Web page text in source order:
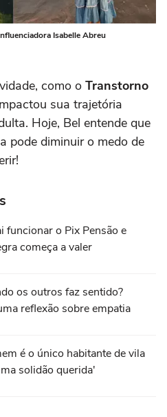
Isabelle Abreu
como o Transtorno
sua trajetória
Hoje, Bel entende que
pode diminuir o medo de
funcionar o Pix Pensão e
começa a valer
os outros faz sentido?
reflexão sobre empatia
é o único habitante de vila
solidão querida'